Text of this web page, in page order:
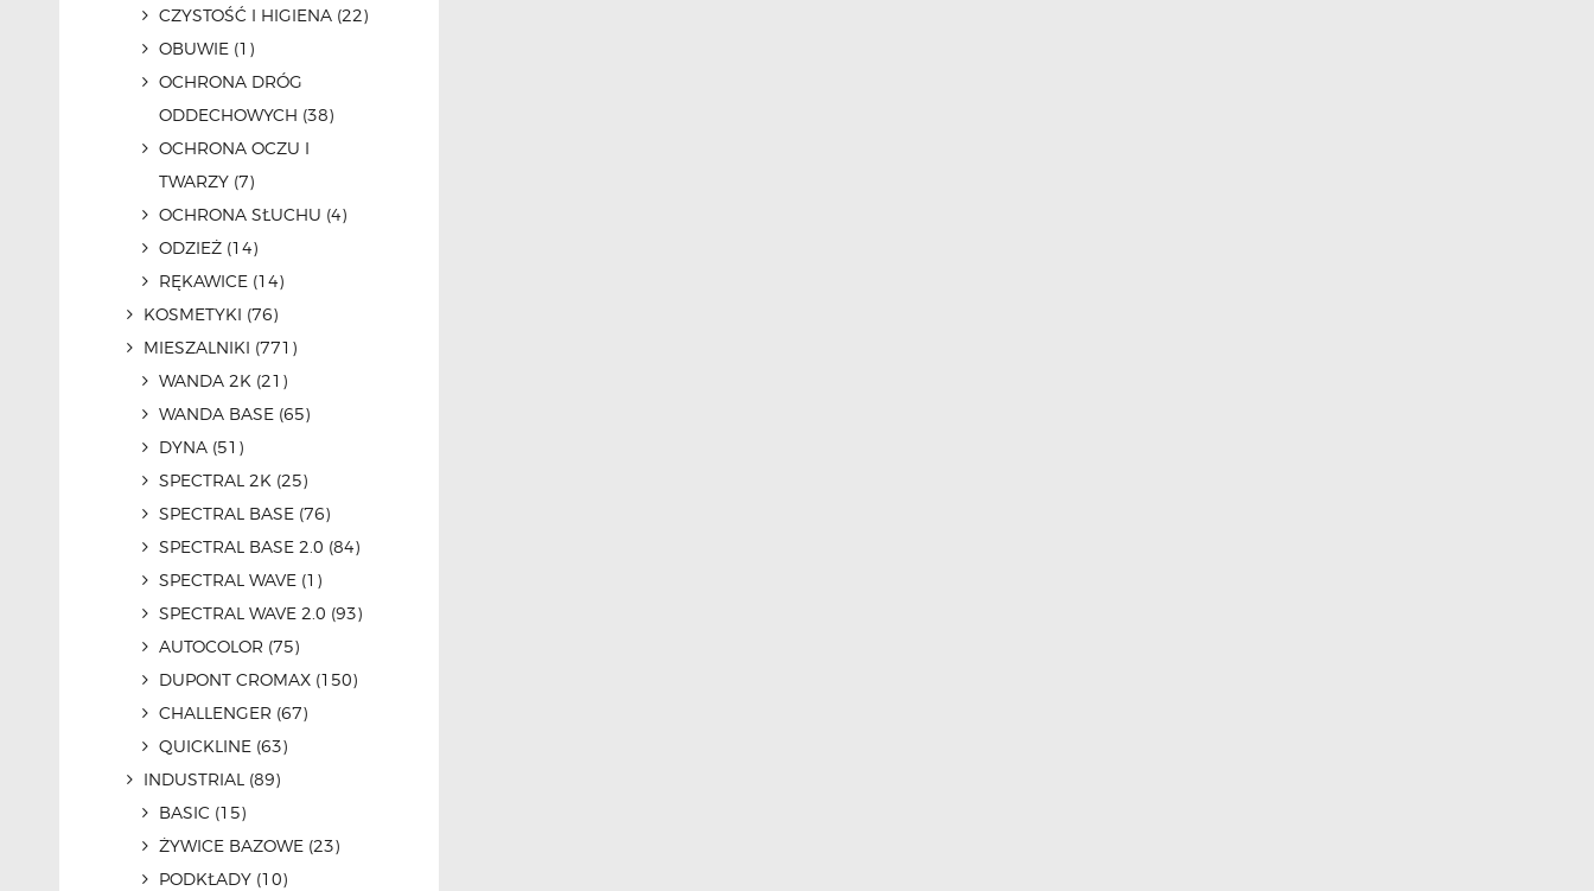
CZYSTOŚĆ I HIGIENA (22)
OBUWIE (1)
OCHRONA DRÓG
ODDECHOWYCH (38)
OCHRONA OCZU I
TWARZY (7)
OCHRONA SŁUCHU (4)
ODZIEŻ (14)
RĘKAWICE (14)
KOSMETYKI (76)
MIESZALNIKI (771)
WANDA 2K (21)
WANDA BASE (65)
DYNA (51)
SPECTRAL 2K (25)
SPECTRAL BASE (76)
SPECTRAL BASE 2.0 (84)
SPECTRAL WAVE (1)
SPECTRAL WAVE 2.0 (93)
AUTOCOLOR (75)
DUPONT CROMAX (150)
CHALLENGER (67)
QUICKLINE (63)
INDUSTRIAL (89)
BASIC (15)
ŻYWICE BAZOWE (23)
PODKŁADY (10)